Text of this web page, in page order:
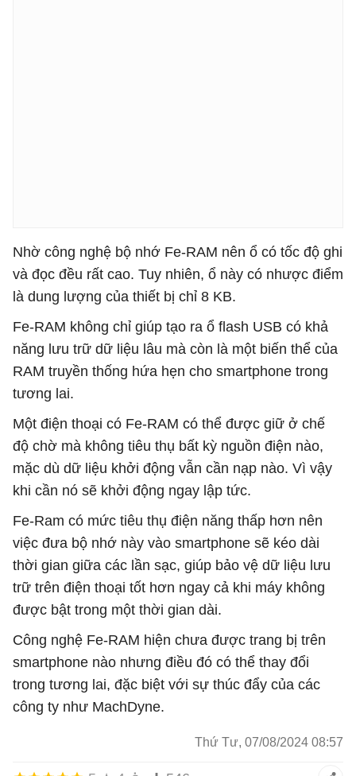
Nhờ công nghệ bộ nhớ Fe-RAM nên ổ có tốc độ ghi
và đọc đều rất cao. Tuy nhiên, ổ này có nhược điểm
là dung lượng của thiết bị chỉ 8 KB.
Fe-RAM không chỉ giúp tạo ra ổ flash USB có khả
năng lưu trữ dữ liệu lâu mà còn là một biến thể của
RAM truyền thống hứa hẹn cho smartphone trong
tương lai.
Một điện thoại có Fe-RAM có thể được giữ ở chế
độ chờ mà không tiêu thụ bất kỳ nguồn điện nào,
mặc dù dữ liệu khởi động vẫn cần nạp nào. Vì vậy
khi cần nó sẽ khởi động ngay lập tức.
Fe-Ram có mức tiêu thụ điện năng thấp hơn nên
việc đưa bộ nhớ này vào smartphone sẽ kéo dài
thời gian giữa các lần sạc, giúp bảo vệ dữ liệu lưu
trữ trên điện thoại tốt hơn ngay cả khi máy không
được bật trong một thời gian dài.
Công nghệ Fe-RAM hiện chưa được trang bị trên
smartphone nào nhưng điều đó có thể thay đổi
trong tương lai, đặc biệt với sự thúc đẩy của các
công ty như MachDyne.
Thứ Tư, 07/08/2024 08:57